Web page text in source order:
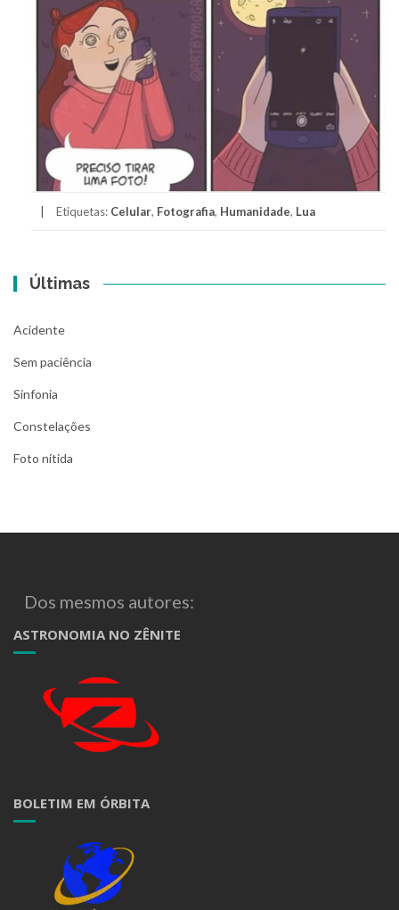
Etiquetas: Celular, Fotografia, Humanidade, Lua
Últimas
Acidente
Sem paciência
Sinfonia
Constelações
Foto nítida
Dos mesmos autores:
ASTRONOMIA NO ZÊNITE
BOLETIM EM ÓRBITA